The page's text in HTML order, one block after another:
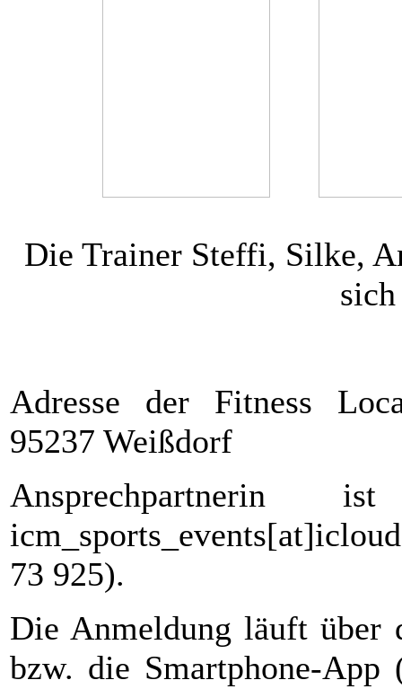
Die Trainer Steffi, Silke,
Adresse der Fitness
95237 Weißdorf
73 925).
Die Anmeldung läuft über
bzw. die Smartphone-